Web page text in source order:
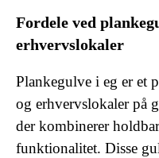
Fordele ved
erhvervslokaler
Plankegulve i eg er et
og erhvervslokaler på
der kombinerer
funktionalitet. Disse